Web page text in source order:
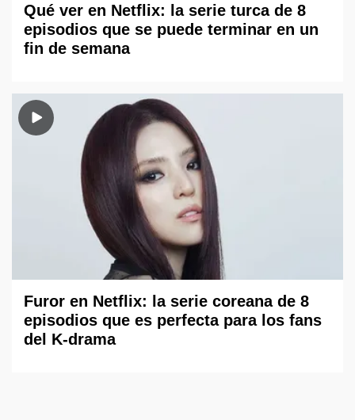
Qué ver en Netflix: la serie turca de 8
episodios que se puede terminar en un
fin de semana
Furor en Netflix: la serie coreana de 8
episodios que es perfecta para los fans
del K-drama